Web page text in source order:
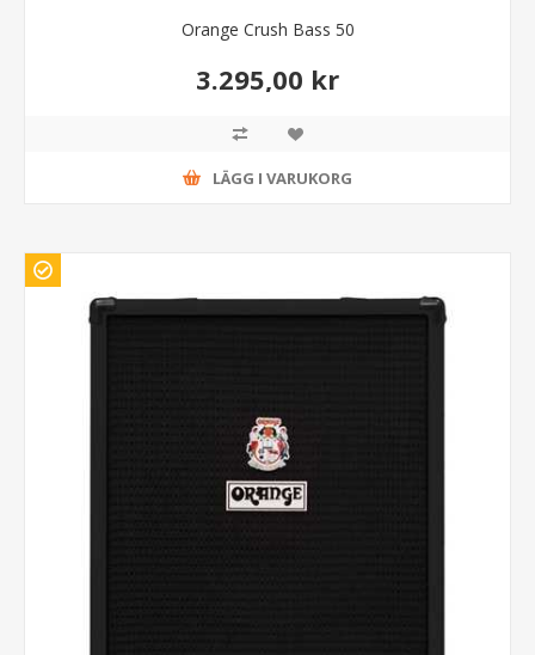
Orange Crush Bass 50
3.295,00 kr
LÄGG I VARUKORG